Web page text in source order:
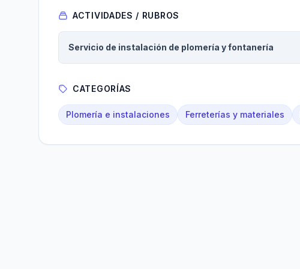
ACTIVIDADES / RUBROS
Servicio de instalación de plomería y fontanería
CATEGORÍAS
Plomería e instalaciones Ferreterías y materiales